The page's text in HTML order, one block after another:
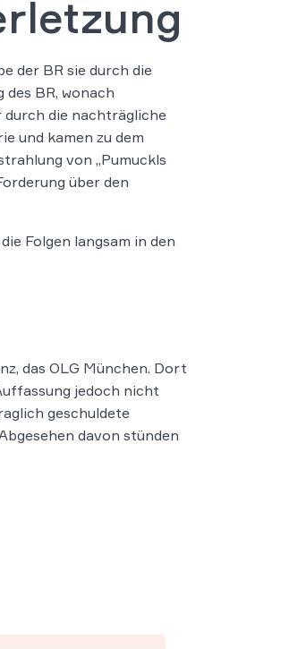
der BR sie durch die
BR, wonach
durch die nachträgliche
und kamen zu dem
von „Pumuckls
über den
Folgen langsam in den
das OLG München. Dort
jedoch nicht
geschuldete
davon stünden